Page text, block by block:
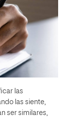
las
las siente,
ser similares,